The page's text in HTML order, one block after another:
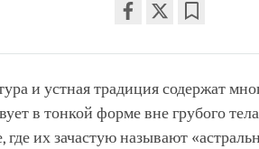
on
facebook
и устная традиция содержат
в тонкой форме вне грубого
где их зачастую называют